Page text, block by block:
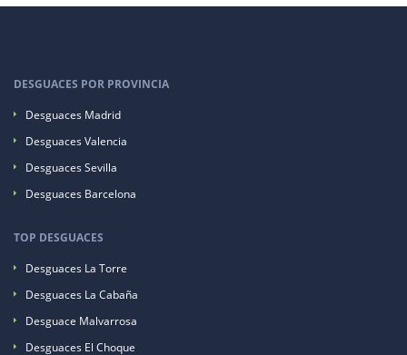
DESGUACES POR PROVINCIA
Desguaces Madrid
Desguaces Valencia
Desguaces Sevilla
Desguaces Barcelona
TOP DESGUACES
Desguaces La Torre
Desguaces La Cabaña
Desguace Malvarrosa
Desguaces El Choque